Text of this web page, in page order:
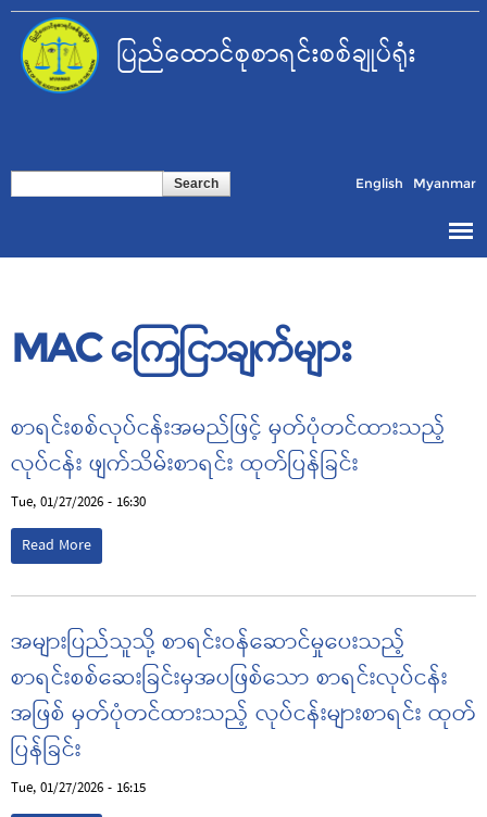
Skip to
content
ပြည်ထောင်စုစာရင်းစစ်ချုပ်ရုံး
Search form English Myanmar
MAC ကြေငြာချက်များ
စာရင်းစစ်လုပ်ငန်းအမည်ဖြင့် မှတ်ပုံတင်ထားသည့်
လုပ်ငန်း ဖျက်သိမ်းစာရင်း ထုတ်ပြန်ခြင်း
Tue, 01/27/2026 - 16:30
Read More
အများပြည်သူသို့ စာရင်းဝန်ဆောင်မှုပေးသည့်
စာရင်းစစ်ဆေးခြင်းမှအပဖြစ်သော စာရင်းလုပ်ငန်း
အဖြစ် မှတ်ပုံတင်ထားသည့် လုပ်ငန်းများစာရင်း ထုတ်
ပြန်ခြင်း
Tue, 01/27/2026 - 16:15
Pages